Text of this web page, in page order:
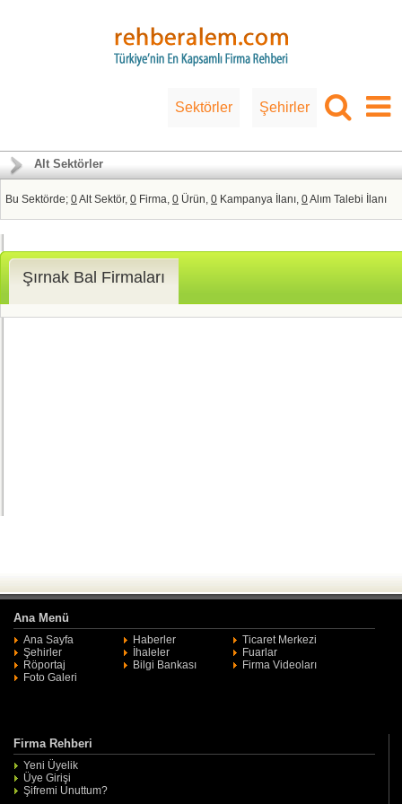
Sektörler Şehirler
Alt Sektörler
Bu Sektörde; 0Alt Sektör, 0 Firma, 0 Ürün, 0 Kampanya İlanı, 0Alım Talebi İlanı
Şırnak Bal Firmaları
Ana Menü
Ana Sayfa Haberler
Ticaret Merkezi
Şehirler
İhaleler
Fuarlar
Röportaj
Bilgi Bankası
Firma Videoları
Foto Galeri
Firma Rehberi
Yeni Üyelik
Üye Girişi
Şifremi Unuttum?